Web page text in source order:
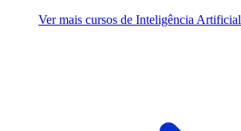
Ver mais cursos de Inteligência Artificial